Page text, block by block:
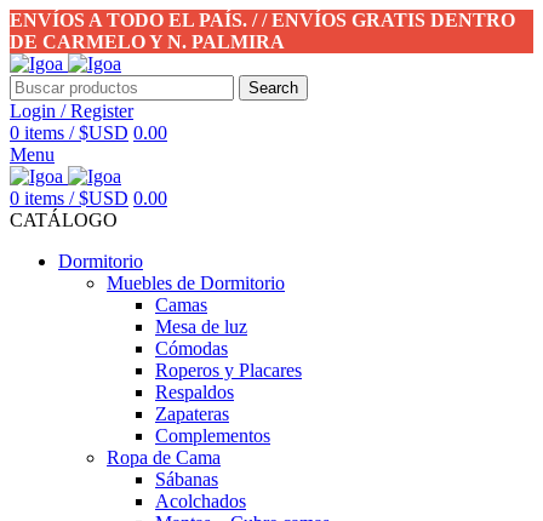
ENVÍOS A TODO EL PAÍS. / / ENVÍOS GRATIS DENTRO
DE CARMELO Y N. PALMIRA
Search
Login / Register
0 items / $USD 0.00
Menu
0 items / $USD 0.00
CATÁLOGO
Dormitorio
Muebles de Dormitorio
Camas
Mesa de luz
Cómodas
Roperos y Placares
Respaldos
Zapateras
Complementos
Ropa de Cama
Sábanas
Acolchados